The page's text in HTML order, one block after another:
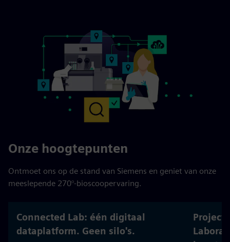
Onze hoogtepunten
Ontmoet ons op de stand van Siemens en geniet van onze
meeslepende 270°-bioscoopervaring.
Connected Lab: één digitaal
dataplatform. Geen silo's.
Project